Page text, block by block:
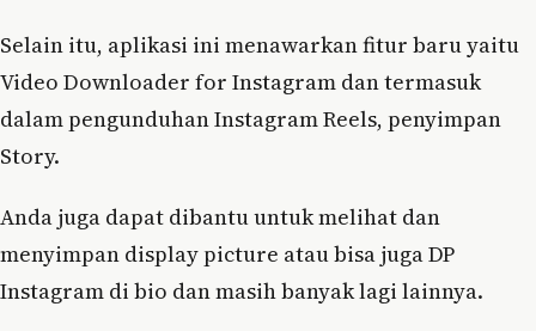
Selain itu, aplikasi ini menawarkan fitur baru yaitu
Video Downloader for Instagram dan termasuk
dalam pengunduhan Instagram Reels, penyimpan
Story.
Anda juga dapat dibantu untuk melihat dan
menyimpan display picture atau bisa juga DP
Instagram di bio dan masih banyak lagi lainnya.